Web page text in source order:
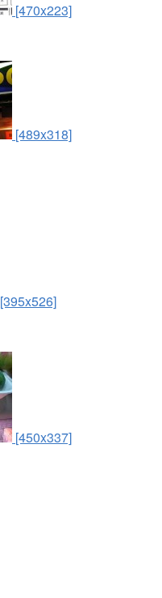
[470x223]
[489x318]
[395x526]
[450x337]